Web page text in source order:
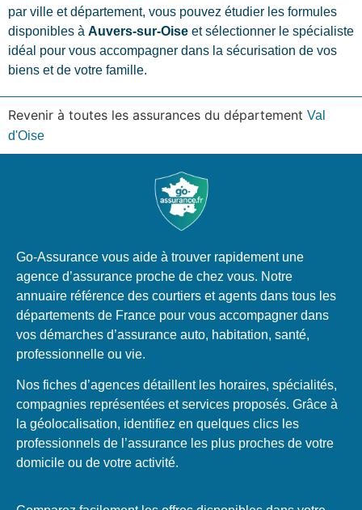
par ville et département, vous pouvez étudier les formules
disponibles à Auvers-sur-Oise et sélectionner le spécialiste
idéal pour vous accompagner dans la sécurisation de vos
biens et de votre famille.
Revenir à toutes les assurances du département Val
d'Oise
Go-Assurance vous aide à trouver rapidement une
agence d’assurance proche de chez vous. Notre
annuaire référence des courtiers et agents dans tous les
départements de France pour vous accompagner dans
vos démarches d’assurance auto, habitation, santé,
professionnelle ou vie.
Nos fiches d’agences détaillent les horaires, spécialités,
compagnies représentées et services proposés. Grâce à
la géolocalisation, identifiez en quelques clics les
professionnels de l’assurance les plus proches de votre
domicile ou de votre activité.